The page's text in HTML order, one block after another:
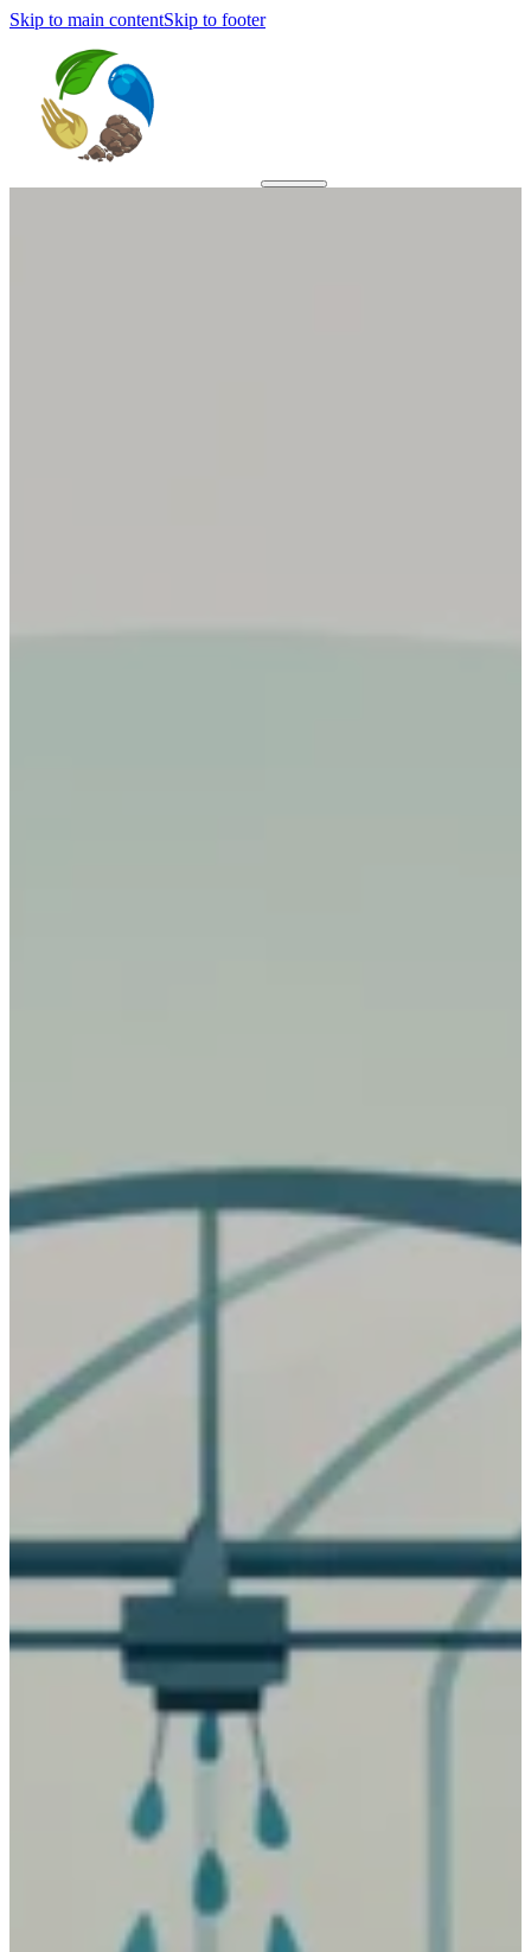
Skip to main contentSkip to footer